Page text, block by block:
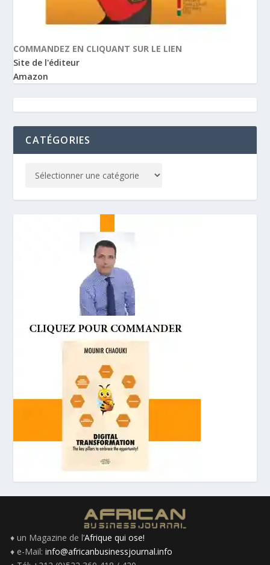
COMMANDEZ EN CLIQUANT SUR LE LIEN
Site de l'éditeur
Amazon
CATÉGORIES
♦ un Magazine de l’Afrique qui ose!
♦ e-Mail: info@africanbusinessjournal.info